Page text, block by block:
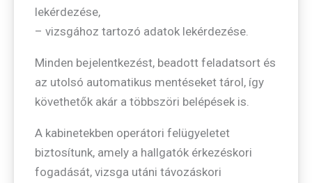
lekérdezése,
– vizsgához tartozó adatok lekérdezése.
Minden bejelentkezést, beadott feladatsort és
az utolsó automatikus mentéseket tárol, így
követhetők akár a többszöri belépések is.
A kabinetekben operátori felügyeletet
biztosítunk, amely a hallgatók érkezéskori
fogadását, vizsga utáni távozáskori